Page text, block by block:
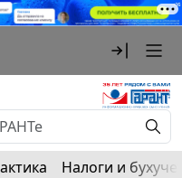
Налоги и